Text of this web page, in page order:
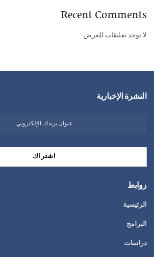
Recent Comments
لا توجد تعليقات للعرض.
النشرة الإخبارية
روابط
الرئيسية
البرامج
دراسات